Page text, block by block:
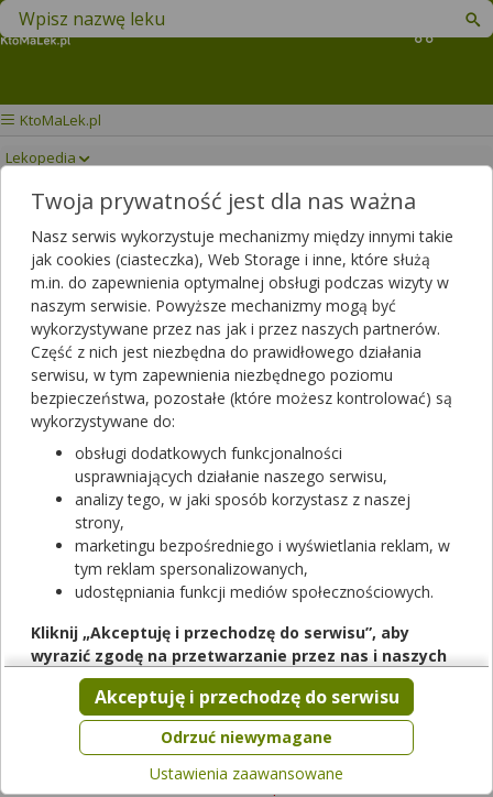
Koszyk
Znajdź lek w swojej okolicy
KtoMaLek.pl
Lekopedia
ALECTOIN Drukuj/Zapisz
Alectoin Krople do oczu nawilżające z
ektoiną
krople do oczu
| 10 ml
wyrób medyczny
Rezerwuj
Cena zależna od apteki
Twoja prywatność jest dla nas ważna
Nasz serwis wykorzystuje mechanizmy między innymi takie
jak cookies (ciasteczka), Web Storage i inne, które służą
m.in. do zapewnienia optymalnej obsługi podczas wizyty w
naszym serwisie. Powyższe mechanizmy mogą być
wykorzystywane przez nas jak i przez naszych partnerów.
Część z nich jest niezbędna do prawidłowego działania
serwisu, w tym zapewnienia niezbędnego poziomu
bezpieczeństwa, pozostałe (które możesz kontrolować) są
wykorzystywane do:
obsługi dodatkowych funkcjonalności
usprawniających działanie naszego serwisu,
analizy tego, w jaki sposób korzystasz z naszej
strony,
marketingu bezpośredniego i wyświetlania reklam, w
tym reklam spersonalizowanych,
udostępniania funkcji mediów społecznościowych.
Kliknij „Akceptuję i przechodzę do serwisu”, aby
wyrazić zgodę na przetwarzanie przez nas i naszych
partnerów Twoich danych w powyższych celach.
Pamiętaj, że wyrażenie zgody jest dobrowolne, a wyrażoną
zgodę możesz w każdej chwili cofnąć, możesz też wycofać
zgodę na przetwarzanie Twoich danych tylko w niektórych
celach. Jeżeli chcesz dowiedzieć się więcej lub chcesz
Odrzuć niewymagane
Akceptuję i przechodzę do serwisu
Ustawienia zaawansowane